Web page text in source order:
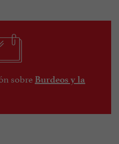
sobre Burdeos y la